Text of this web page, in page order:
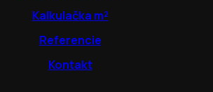
Kalkulačka m²
Referencie
Kontakt